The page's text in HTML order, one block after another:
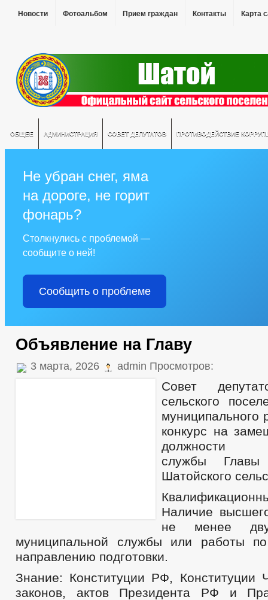
Новости Фотоальбом Прием граждан Контакты Карта
ОБЩЕЕ АДМИНИСТРАЦИЯ СОВЕТ ДЕПУТАТОВ ПРОТИВОДЕЙСТВИЕ
Не убран снег, яма
на дороге, не горит
фонарь?
Столкнулись с проблемой —
сообщите о ней!
Сообщить о проблеме
Объявление на Главу
3 марта, 2026 admin Просмотров:
Совет
сельского
муниципального
конкурс на
должности
службы Главы
Шатойского
Наличие
не менее
муниципальной службы или работы по
направлению подготовки.
Знание: Конституции РФ, Конституции
законов, актов Президента РФ и